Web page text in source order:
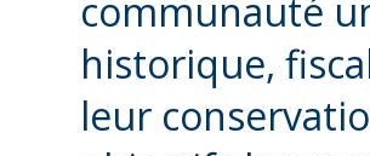
communauté
historique,
leur